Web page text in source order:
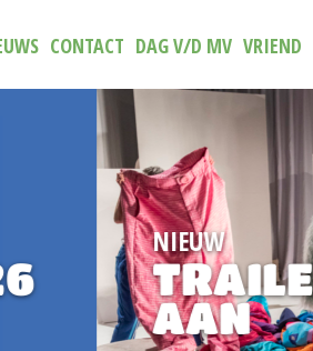
CONTACT DAG V/D MV VRIEND